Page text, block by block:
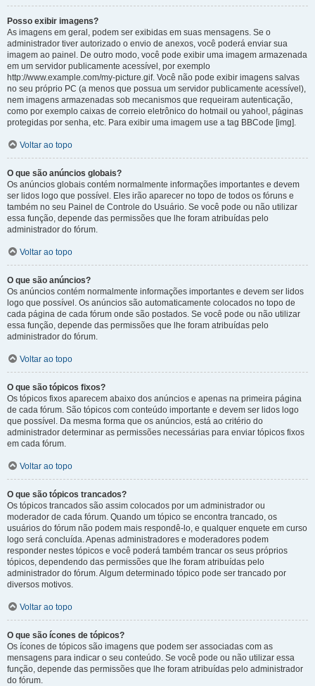
Posso exibir imagens?
As imagens em geral, podem ser exibidas em suas mensagens. Se o
administrador tiver autorizado o envio de anexos, você poderá enviar sua
imagem ao painel. De outro modo, você pode exibir uma imagem armazenada
em um servidor publicamente acessível, por exemplo
http://www.example.com/my-picture.gif. Você não pode exibir imagens salvas
no seu próprio PC (a menos que possua um servidor publicamente acessível),
nem imagens armazenadas sob mecanismos que requeiram autenticação,
como por exemplo caixas de correio eletrônico do hotmail ou yahoo!, páginas
protegidas por senha, etc. Para exibir uma imagem use a tag BBCode [img].
Voltar ao topo
O que são anúncios globais?
Os anúncios globais contém normalmente informações importantes e devem
ser lidos logo que possível. Eles irão aparecer no topo de todos os fóruns e
também no seu Painel de Controle do Usuário. Se você pode ou não utilizar
essa função, depende das permissões que lhe foram atribuídas pelo
administrador do fórum.
Voltar ao topo
O que são anúncios?
Os anúncios contém normalmente informações importantes e devem ser lidos
logo que possível. Os anúncios são automaticamente colocados no topo de
cada página de cada fórum onde são postados. Se você pode ou não utilizar
essa função, depende das permissões que lhe foram atribuídas pelo
administrador do fórum.
Voltar ao topo
O que são tópicos fixos?
Os tópicos fixos aparecem abaixo dos anúncios e apenas na primeira página
de cada fórum. São tópicos com conteúdo importante e devem ser lidos logo
que possível. Da mesma forma que os anúncios, está ao critério do
administrador determinar as permissões necessárias para enviar tópicos fixos
em cada fórum.
Voltar ao topo
O que são tópicos trancados?
Os tópicos trancados são assim colocados por um administrador ou
moderador de cada fórum. Quando um tópico se encontra trancado, os
usuários do fórum não podem mais respondê-lo, e qualquer enquete em curso
logo será concluída. Apenas administradores e moderadores podem
responder nestes tópicos e você poderá também trancar os seus próprios
tópicos, dependendo das permissões que lhe foram atribuídas pelo
administrador do fórum. Algum determinado tópico pode ser trancado por
diversos motivos.
Voltar ao topo
O que são ícones de tópicos?
Os ícones de tópicos são imagens que podem ser associadas com as
mensagens para indicar o seu conteúdo. Se você pode ou não utilizar essa
função, depende das permissões que lhe foram atribuídas pelo administrador
do fórum.